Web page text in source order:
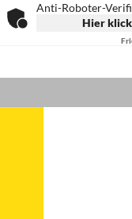
Anti-Roboter-
Hier